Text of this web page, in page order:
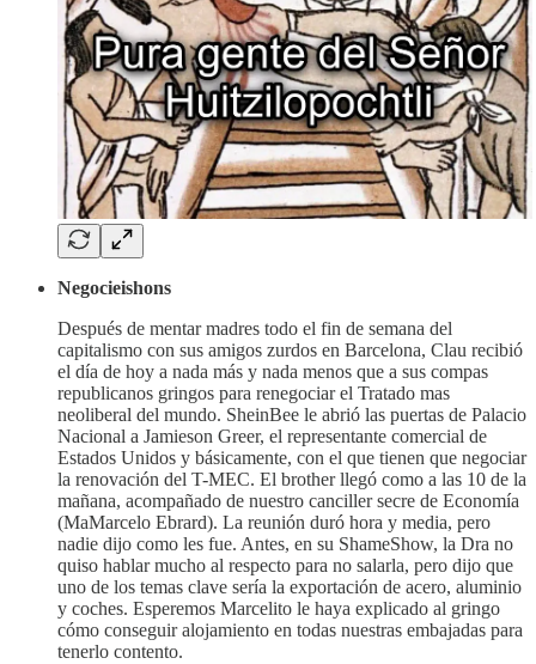
Negocieishons
Después de mentar madres todo el fin de semana del
capitalismo con sus amigos zurdos en Barcelona, Clau recibió
el día de hoy a nada más y nada menos que a sus compas
republicanos gringos para renegociar el Tratado mas
neoliberal del mundo. SheinBee le abrió las puertas de Palacio
Nacional a Jamieson Greer, el representante comercial de
Estados Unidos y básicamente, con el que tienen que negociar
la renovación del T-MEC. El brother llegó como a las 10 de la
mañana, acompañado de nuestro canciller secre de Economía
(MaMarcelo Ebrard). La reunión duró hora y media, pero
nadie dijo como les fue. Antes, en su ShameShow, la Dra no
quiso hablar mucho al respecto para no salarla, pero dijo que
uno de los temas clave sería la exportación de acero, aluminio
y coches. Esperemos Marcelito le haya explicado al gringo
cómo conseguir alojamiento en todas nuestras embajadas para
tenerlo contento.